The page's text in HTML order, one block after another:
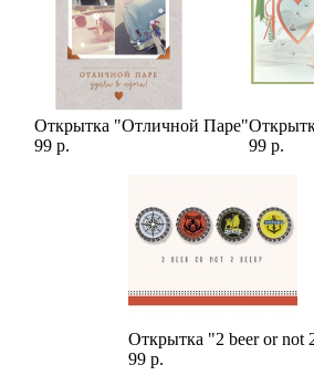
Открытка "Отличной Паре"
99 р.
99 р.
Открытка "2 beer or not
99 р.